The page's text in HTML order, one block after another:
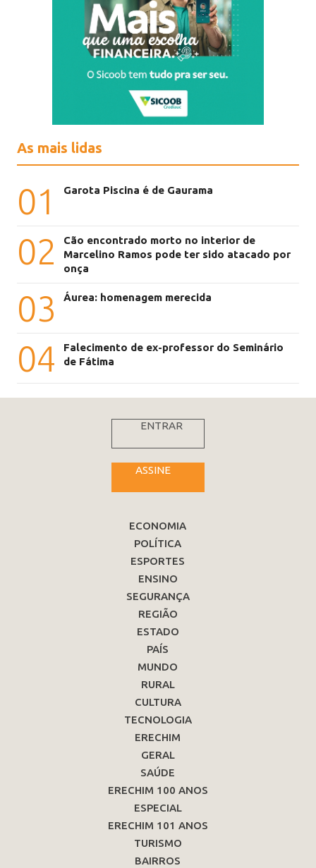
As mais lidas
01 Garota Piscina é de Gaurama
02
Cão encontrado morto no interior de
Marcelino Ramos pode ter sido atacado por
onça
03 Áurea: homenagem merecida
04
Falecimento de ex-professor do Seminário
de Fátima
ENTRAR
ASSINE
ECONOMIA
POLÍTICA
ESPORTES
ENSINO
SEGURANÇA
REGIÃO
ESTADO
PAÍS
MUNDO
RURAL
CULTURA
TECNOLOGIA
ERECHIM
GERAL
SAÚDE
ERECHIM 100 ANOS
ESPECIAL
ERECHIM 101 ANOS
TURISMO
BAIRROS